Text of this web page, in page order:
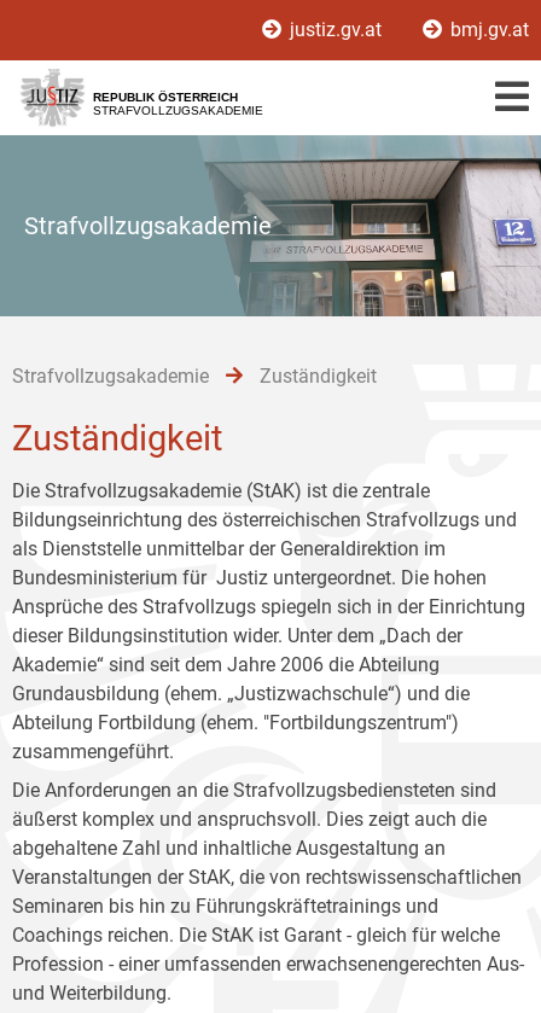
[1]
[2]
[3]
justiz.gv.at bmj.gv.at
REPUBLIK ÖSTERREICH
STRAFVOLLZUGSAKADEMIE
Strafvollzugsakademie
Strafvollzugsakademie Zuständigkeit
Zuständigkeit
Die Strafvollzugsakademie (StAK) ist die zentrale
Bildungseinrichtung des österreichischen Strafvollzugs und
als Dienststelle unmittelbar der Generaldirektion im
Bundesministerium für Justiz untergeordnet. Die hohen
Ansprüche des Strafvollzugs spiegeln sich in der Einrichtung
dieser Bildungsinstitution wider. Unter dem „Dach der
Akademie“ sind seit dem Jahre 2006 die Abteilung
Grundausbildung (ehem. „Justizwachschule“) und die
Abteilung Fortbildung (ehem. "Fortbildungszentrum")
zusammengeführt.
Die Anforderungen an die Strafvollzugsbediensteten sind
äußerst komplex und anspruchsvoll. Dies zeigt auch die
abgehaltene Zahl und inhaltliche Ausgestaltung an
Veranstaltungen der StAK, die von rechtswissenschaftlichen
Seminaren bis hin zu Führungskräftetrainings und
Coachings reichen. Die StAK ist Garant - gleich für welche
Profession - einer umfassenden erwachsenengerechten Aus-
und Weiterbildung.